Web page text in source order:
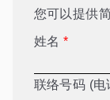
您可以提供
姓名 *
联络号码 (电